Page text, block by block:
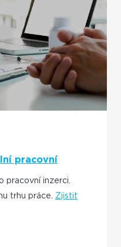
pracovní
pracovní inzerci.
trhu práce. Zjistit